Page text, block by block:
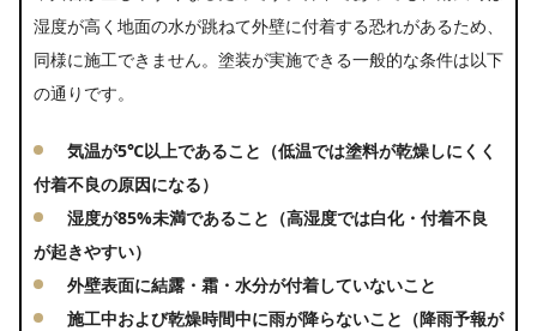
梅雨シーズンに外壁塗装を依頼するデメリット
梅雨入り前・梅雨入り後に依頼する際の注意点
湿度が高く地面の水が跳ねて外壁に付着する恐れがあるため、
同様に施工できません。塗装が実施できる一般的な条件は以下
の通りです。
気温が5℃以上であること（低温では塗料が乾燥しにくく
付着不良の原因になる）
湿度が85%未満であること（高湿度では白化・付着不良
が起きやすい）
外壁表面に結露・霜・水分が付着していないこと
施工中および乾燥時間中に雨が降らないこと（降雨予報が